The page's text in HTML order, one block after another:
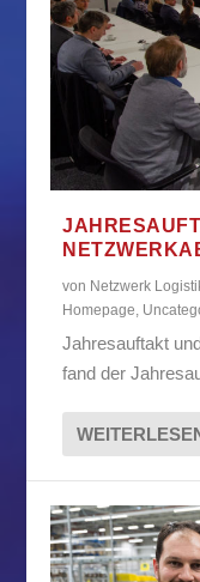
von Netzwerk
Homepage,
Jahresauftakt
fand der